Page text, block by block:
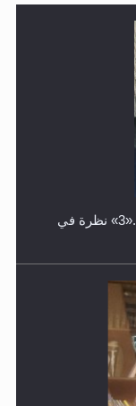
لعام
مدينة
رأيٌ في لغة المسيح الموعود عليه السلام ..«3» نظرة في